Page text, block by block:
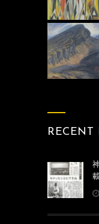
RECENT